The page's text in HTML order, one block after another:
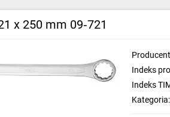
x 250 mm 09‑721
Indeks
Indeks
Kategoria: